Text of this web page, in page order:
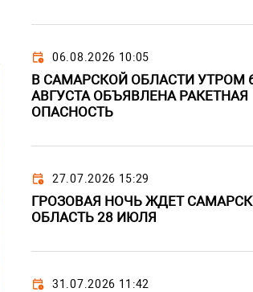
06.08.2026 10:05
В САМАРСКОЙ ОБЛАСТИ УТРОМ
АВГУСТА ОБЪЯВЛЕНА РАКЕТНАЯ
ОПАСНОСТЬ
27.07.2026 15:29
ГРОЗОВАЯ НОЧЬ ЖДЕТ
ОБЛАСТЬ 28 ИЮЛЯ
31.07.2026 11:42